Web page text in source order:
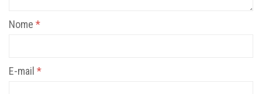
Nome *
E-mail *